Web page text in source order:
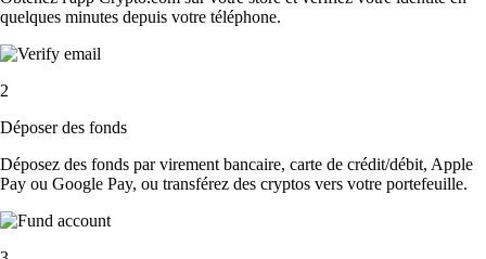
quelques minutes depuis votre téléphone.
2
Déposer des fonds
Déposez des fonds par virement bancaire, carte de crédit/débit, Apple
Pay ou Google Pay, ou transférez des cryptos vers votre portefeuille.